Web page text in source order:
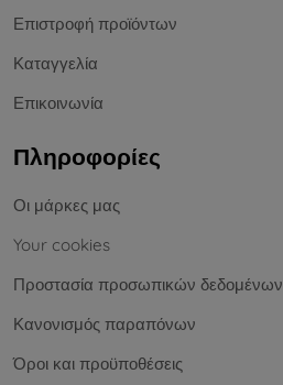
Επιστροφή προϊόντων
Καταγγελία
Επικοινωνία
Πληροφορίες
Οι μάρκες μας
Your cookies
Προστασία προσωπικών δεδομένων
Κανονισμός παραπόνων
Όροι και προϋποθέσεις